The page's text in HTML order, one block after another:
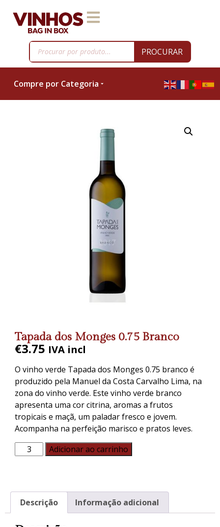
PROCURAR
Compre por Categoria
Tapada dos Monges 0.75 Branco
€3.75 IVA incl
O vinho verde Tapada dos Monges 0.75 branco é
produzido pela Manuel da Costa Carvalho Lima, na
zona do vinho verde. Este vinho verde branco
apresenta uma cor citrina, aromas a frutos
tropicais e maçã, um paladar fresco e jovem.
Acompanha na perfeição marisco e pratos leves.
Adicionar ao carrinho
Descrição Informação adicional